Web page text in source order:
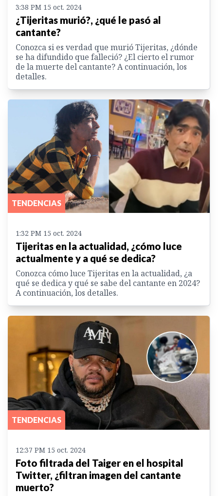
3:38 PM 15 oct. 2024
¿Tijeritas murió?, ¿qué le pasó al
cantante?
Conozca si es verdad que murió Tijeritas, ¿dónde
se ha difundido que falleció? ¿El cierto el rumor
de la muerte del cantante? A continuación, los
detalles.
TENDENCIAS
1:32 PM 15 oct. 2024
Tijeritas en la actualidad, ¿cómo luce
actualmente y a qué se dedica?
Conozca cómo luce Tijeritas en la actualidad, ¿a
qué se dedica y qué se sabe del cantante en 2024?
A continuación, los detalles.
TENDENCIAS
12:37 PM 15 oct. 2024
Foto filtrada del Taiger en el hospital
Twitter, ¿filtran imagen del cantante
muerto?